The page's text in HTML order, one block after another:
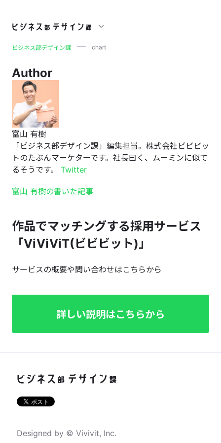
chart
ビジネス部デザイン課 chart
Author
富山 有樹
「ビジネス部デザイン課」編集担当。株式会社ビビビッ
トのたぶんマーケターです。社長曰く、ムーミンに似て
るそうです。 Twitter
富山 有樹の書いた記事
作品でマッチングする採用サービス
「ViViViT(ビビビット)」
サービスの概要や問い合わせはこちらから
詳しい説明はこちらから
Designed by © Vivivit, Inc.